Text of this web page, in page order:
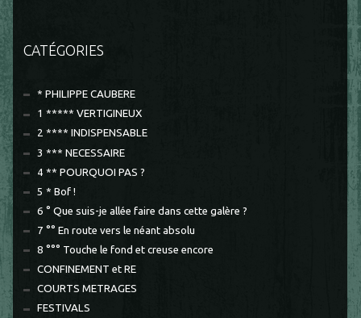
CATÉGORIES
* PHILIPPE CAUBERE
1 ***** VERTIGINEUX
2 **** INDISPENSABLE
3 *** NECESSAIRE
4 ** POURQUOI PAS ?
5 * Bof !
6 ° Que suis-je allée faire dans cette galère ?
7 °° En route vers le néant absolu
8 °°° Touche le fond et creuse encore
CONFINEMENT et RE
COURTS METRAGES
FESTIVALS